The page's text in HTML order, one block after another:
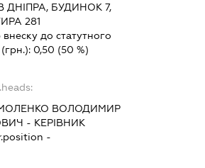
ДНІПРА, БУДИНОК 7,
281
внеску до статутного
0,50 (50 %)
ВОЛОДИМИР
- КЕРІВНИК
-